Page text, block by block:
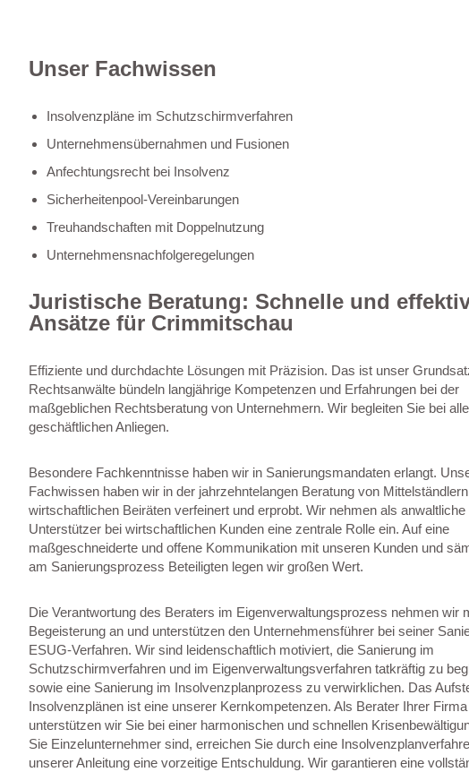
Unser Fachwissen
Insolvenzpläne im Schutzschirmverfahren
Unternehmensübernahmen und Fusionen
Anfechtungsrecht bei Insolvenz
Sicherheitenpool-Vereinbarungen
Treuhandschaften mit Doppelnutzung
Unternehmensnachfolgeregelungen
Juristische Beratung: Schnelle und
Ansätze für Crimmitschau
Effiziente und durchdachte Lösungen mit Präzision. Das ist unser
Rechtsanwälte bündeln langjährige Kompetenzen und Erfahrungen bei der
maßgeblichen Rechtsberatung von Unternehmern. Wir begleiten Sie bei
geschäftlichen Anliegen.
Besondere Fachkenntnisse haben wir in Sanierungsmandaten erlangt.
Fachwissen haben wir in der jahrzehntelangen Beratung von
wirtschaftlichen Beiräten verfeinert und erprobt. Wir nehmen als anwaltliche
Unterstützer bei wirtschaftlichen Kunden eine zentrale Rolle ein. Auf eine
maßgeschneiderte und offene Kommunikation mit unseren Kunden und
am Sanierungsprozess Beteiligten legen wir großen Wert.
Die Verantwortung des Beraters im Eigenverwaltungsprozess nehmen wir
Begeisterung an und unterstützen den Unternehmensführer bei seiner
ESUG-Verfahren. Wir sind leidenschaftlich motiviert, die Sanierung im
Schutzschirmverfahren und im Eigenverwaltungsverfahren tatkräftig zu
sowie eine Sanierung im Insolvenzplanprozess zu verwirklichen. Das
Insolvenzplänen ist eine unserer Kernkompetenzen. Als Berater Ihrer Firma
unterstützen wir Sie bei einer harmonischen und schnellen
Sie Einzelunternehmer sind, erreichen Sie durch eine
unserer Anleitung eine vorzeitige Entschuldung. Wir garantieren eine